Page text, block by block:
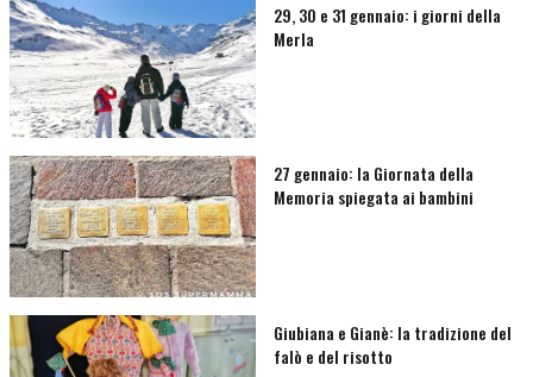
29, 30 e 31 gennaio: i giorni della
Merla
27 gennaio: la Giornata della
Memoria spiegata ai bambini
Giubiana e Gianè: la tradizione del
falò e del risotto